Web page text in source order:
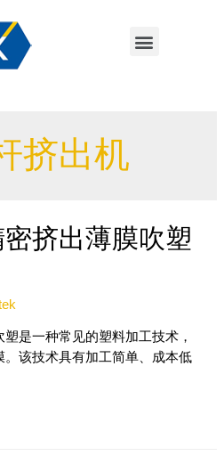
挤出机
挤出薄膜吹塑
是一种常见的塑料加工技术，
该技术具有加工简单、成本低